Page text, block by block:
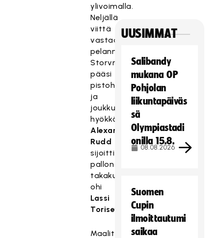
ylivoimalla.
Neljällä
viittä
vastaan
pelannut
Storvreta
pääsi
pistohyökkäykseen,
ja
joukkueen
hyökkääjätähti
Alexander
Rudd
sijoitti
pallon
takakulmaan
ohi
Lassi
Torisevan
Maalittoman
UUSIMMAT
Salibandy
mukana OP
Pohjolan
liikuntapäiväs
sä
Olympiastadi
onilla 15.8.
08.08.2026
Suomen
Cupin
ilmoittautumi
saikaa